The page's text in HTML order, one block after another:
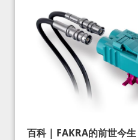
百科 | FAKRA的前世今生